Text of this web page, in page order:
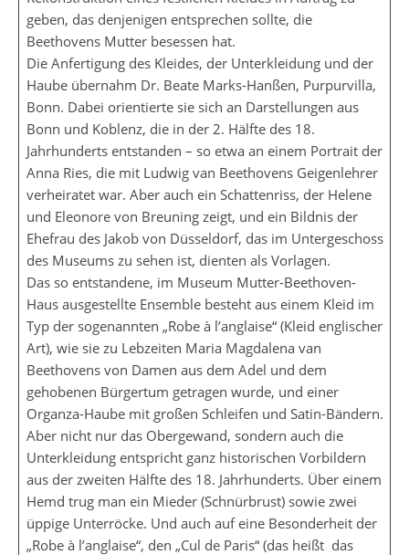
geben, das denjenigen entsprechen sollte, die
Beethovens Mutter besessen hat.
Die Anfertigung des Kleides, der Unterkleidung und der
Haube übernahm Dr. Beate Marks-Hanßen, Purpurvilla,
Bonn. Dabei orientierte sie sich an Darstellungen aus
Bonn und Koblenz, die in der 2. Hälfte des 18.
Jahrhunderts entstanden – so etwa an einem Portrait der
Anna Ries, die mit Ludwig van Beethovens Geigenlehrer
verheiratet war. Aber auch ein Schattenriss, der Helene
und Eleonore von Breuning zeigt, und ein Bildnis der
Ehefrau des Jakob von Düsseldorf, das im Untergeschoss
des Museums zu sehen ist, dienten als Vorlagen.
Das so entstandene, im Museum Mutter-Beethoven-
Haus ausgestellte Ensemble besteht aus einem Kleid im
Typ der sogenannten „Robe à l’anglaise“ (Kleid englischer
Art), wie sie zu Lebzeiten Maria Magdalena van
Beethovens von Damen aus dem Adel und dem
gehobenen Bürgertum getragen wurde, und einer
Organza-Haube mit großen Schleifen und Satin-Bändern.
Aber nicht nur das Obergewand, sondern auch die
Unterkleidung entspricht ganz historischen Vorbildern
aus der zweiten Hälfte des 18. Jahrhunderts. Über einem
Hemd trug man ein Mieder (Schnürbrust) sowie zwei
üppige Unterröcke. Und auch auf eine Besonderheit der
„Robe à l’anglaise“, den „Cul de Paris“ (das heißt das